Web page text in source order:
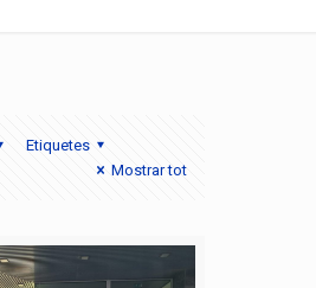
Etiquetes
Mostrar tot